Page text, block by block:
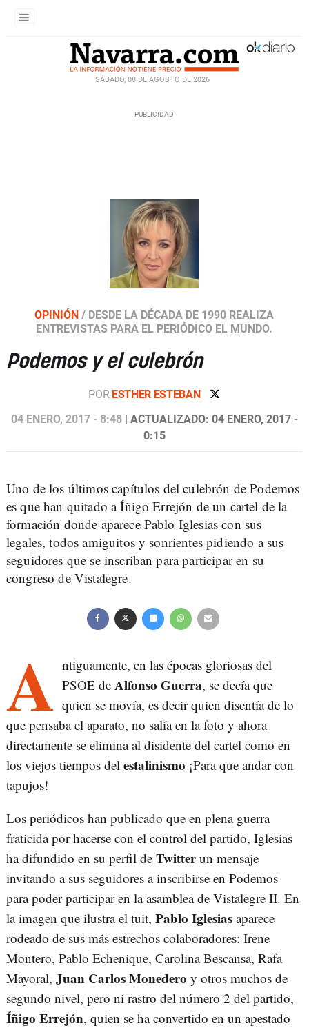
SÁBADO, 08 DE AGOSTO DE 2026
OPINIÓN / DESDE LA DÉCADA DE 1990 REALIZA
ENTREVISTAS PARA EL PERIÓDICO EL MUNDO.
Podemos y el culebrón
POR ESTHER ESTEBAN
04 ENERO, 2017 - 8:48| ACTUALIZADO: 04 ENERO, 2017 -
0:15
Uno de los últimos capítulos del culebrón de Podemos
es que han quitado a Íñigo Errejón de un cartel de la
formación donde aparece Pablo Iglesias con sus
legales, todos amiguitos y sonrientes pidiendo a sus
seguidores que se inscriban para participar en su
congreso de Vistalegre.
A ntiguamente, en las épocas gloriosas del
PSOE de Alfonso Guerra, se decía que
quien se movía, es decir quien disentía de lo
que pensaba el aparato, no salía en la foto y ahora
directamente se elimina al disidente del cartel como en
los viejos tiempos del estalinismo ¡Para que andar con
tapujos!
Los periódicos han publicado que en plena guerra
fraticida por hacerse con el control del partido, Iglesias
ha difundido en su perfil de Twitterun mensaje
invitando a sus seguidores a inscribirse en Podemos
para poder participar en la asamblea de Vistalegre II. En
la imagen que ilustra el tuit, Pablo Iglesias aparece
rodeado de sus más estrechos colaboradores: Irene
Montero, Pablo Echenique, Carolina Bescansa, Rafa
Mayoral, Juan Carlos Monedero y otros muchos de
segundo nivel, pero ni rastro del número 2 del partido,
Íñigo Errejón, quien se ha convertido en un apestado